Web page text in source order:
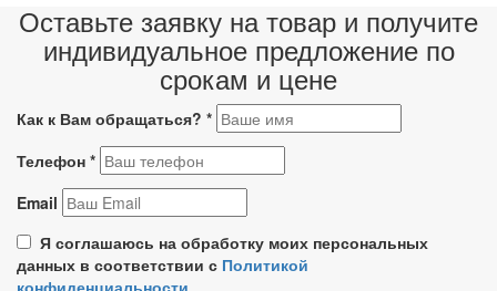
Оставьте заявку на товар и получите
индивидуальное предложение по
срокам и цене
Как к Вам обращаться? *
Телефон *
Email
Я соглашаюсь на обработку моих персональных
данных в соответствии с Политикой